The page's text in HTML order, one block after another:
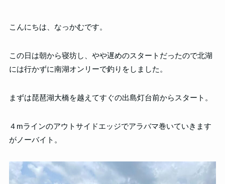
こんにちは、なっかむです。
この日は朝から寝坊し、やや遅めのスタートだったので北湖
には行かずに南湖オンリーで釣りをしました。
まずは琵琶湖大橋を越えてすぐの出島灯台前からスタート。
４mラインのアウトサイドエッジでアラバマ巻いていきます
がノーバイト。